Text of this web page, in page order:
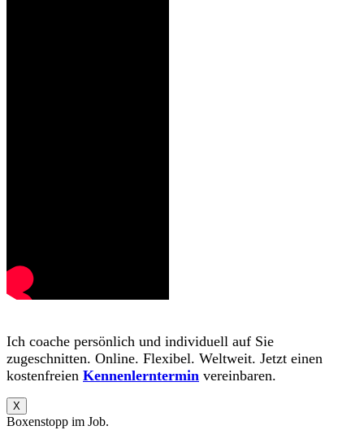
Ich coache persönlich und individuell auf Sie
zugeschnitten. Online. Flexibel. Weltweit. Jetzt einen
kostenfreien Kennenlerntermin vereinbaren.
X
Boxenstopp im Job.